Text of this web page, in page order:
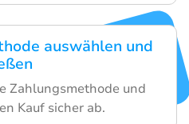
auswählen und
Zahlungsmethode und
Kauf sicher ab.